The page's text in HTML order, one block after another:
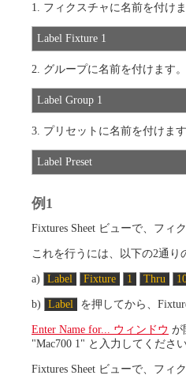
1. フィクスチャに名前を付けま
Label Fixture 1
2. グループに名前を付けます。
Label Group 1
3. プリセットに名前を付けます
Label Preset
例1
Fixtures Sheet ビューで、フィ
これを行うには、以下の2通り
a) Label Fixture 1 Thru
b) Label を押してから、
Enter Name for... ウィンドウ が
"Mac700 1" と入力してください
Fixtures Sheet ビューで、フィ